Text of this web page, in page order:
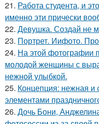
21. Работа студента, и
именно эти прически
22. Девушка. Создай не
23. Портрет. Иифото.
24. На этой фотографии
молодой женщины с
нежной улыбкой.
25. Концепция: нежная и
элементами
26. Дочь Бони,